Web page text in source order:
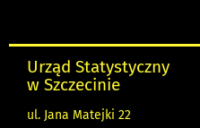
Urząd Statystyczny
w Szczecinie
ul. Jana Matejki 22